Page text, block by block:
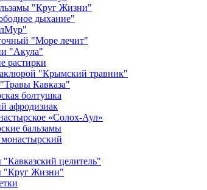
"Круг Жизни"
дыхание"
"Море лечит"
"Акула"
растирки
"Крымский травник"
Кавказа"
болтушка
афродизиак
«Солох-Аул»
бальзамы
целитель"
"Круг Жизни"